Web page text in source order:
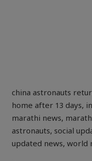
china astronauts
home after 13 days,
marathi news,
astronauts, social
updated news, world